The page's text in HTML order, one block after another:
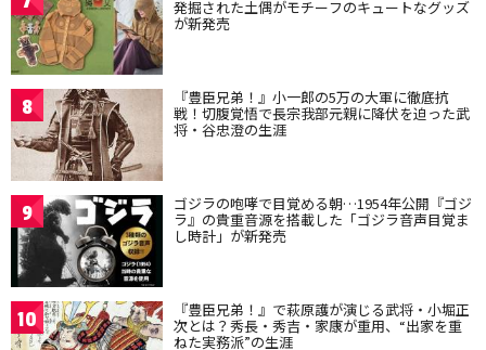
発掘された土偶がモチーフのキュートなグッズ
が新発売
8 『豊臣兄弟！』小一郎の5万の大軍に徹底抗
戦！切腹覚悟で長宗我部元親に降伏を迫った武
将・谷忠澄の生涯
9 ゴジラの咆哮で目覚める朝…1954年公開『ゴジ
ラ』の貴重音源を搭載した「ゴジラ音声目覚ま
し時計」が新発売
10 『豊臣兄弟！』で萩原護が演じる武将・小堀正
次とは？秀長・秀吉・家康が重用、“出家を重
ねた実務派”の生涯